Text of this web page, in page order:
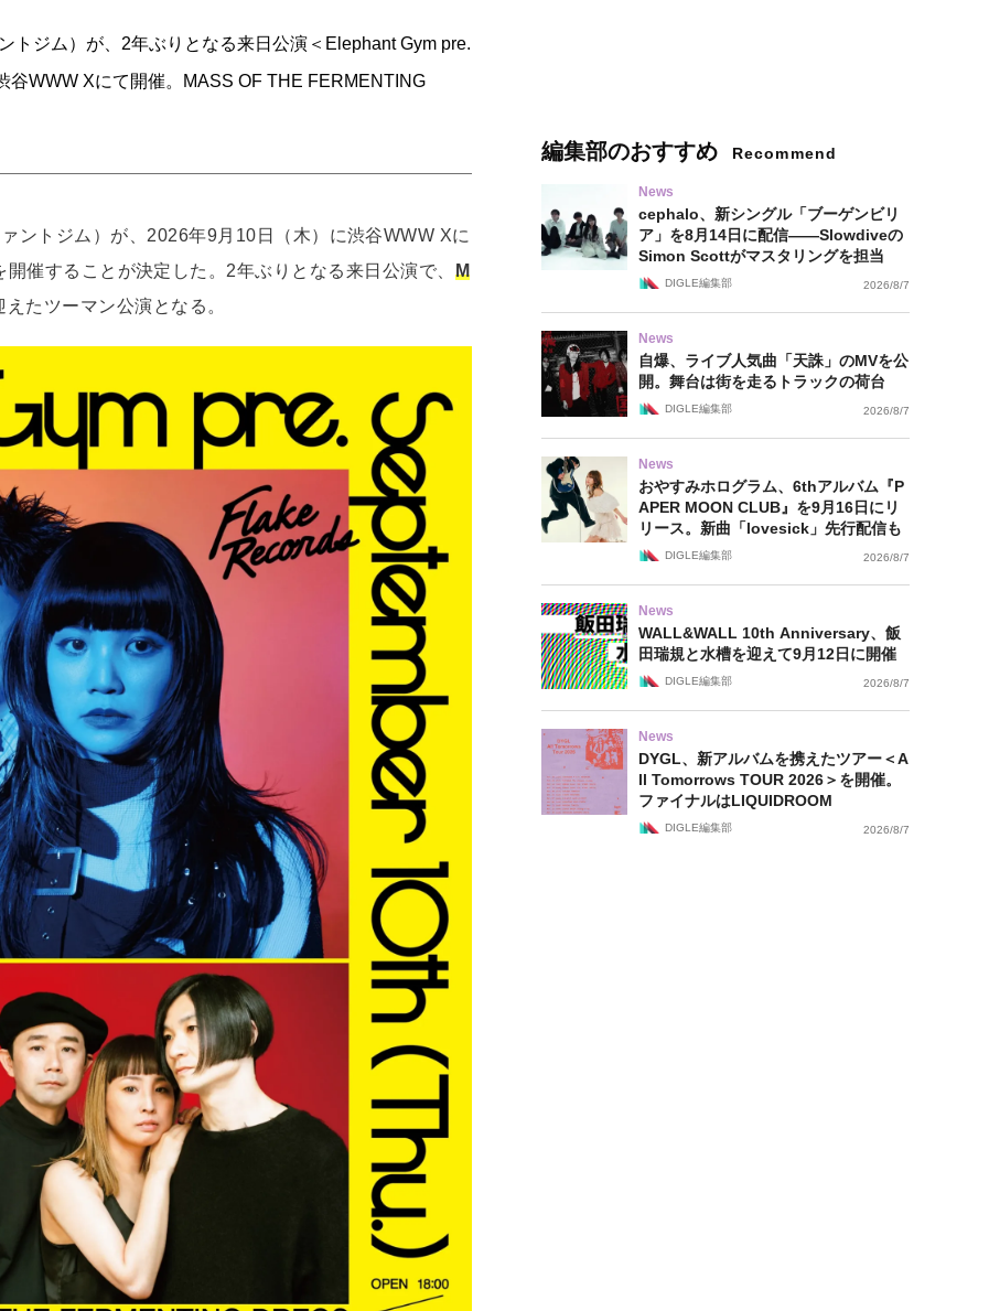
トジム）が、2年ぶりとなる来日公演＜Elephant Gym pre.
WWW Xにて開催。MASS OF THE FERMENTING
ントジム）が、2026年9月10日（木）に渋谷WWW Xに
催することが決定した。2年ぶりとなる来日公演で、 M
たツーマン公演となる。
編集部のおすすめ Recommend
News
cephalo、新シングル「ブーゲンビリ
ア」を8月14日に配信——Slowdiveの
Simon Scottがマスタリングを担当
DIGLE編集部 2026/8/7
News
自爆、ライブ人気曲「天誅」のMVを公
開。舞台は街を走るトラックの荷台
DIGLE編集部 2026/8/7
News
おやすみホログラム、6thアルバム『P
APER MOON CLUB』を9月16日にリ
リース。新曲「lovesick」先行配信も
DIGLE編集部 2026/8/7
News
WALL&WALL 10th Anniversary、飯
田瑞規と水槽を迎えて9月12日に開催
DIGLE編集部 2026/8/7
News
DYGL、新アルバムを携えたツアー＜A
ll Tomorrows TOUR 2026＞を開催。
ファイナルはLIQUIDROOM
DIGLE編集部 2026/8/7